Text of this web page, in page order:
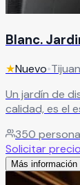
Blanc.
★Nuevo•
Un jardín de
calidad, es el
350
Solicitar precio
Más información